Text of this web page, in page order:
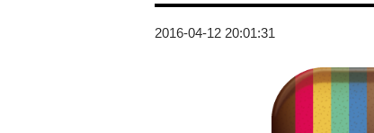
2016-04-12 20:01:31